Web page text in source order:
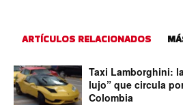
ARTÍCULOS RELACIONADOS
Taxi Lamborghini:
lujo” que circula
Colombia